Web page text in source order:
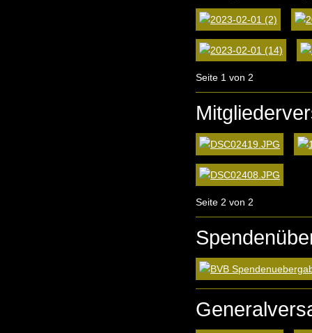
Seite 1 von 2
Seite 2 von 2